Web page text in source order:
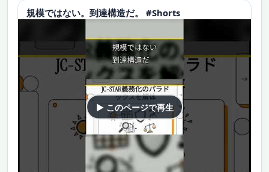
規模ではない。到達構造だ。 #Shorts
▶ このページで再生